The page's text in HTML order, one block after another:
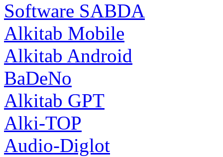
Software SABDA
Alkitab Mobile
Alkitab Android
BaDeNo
Alkitab GPT
Alki-TOP
Audio-Diglot